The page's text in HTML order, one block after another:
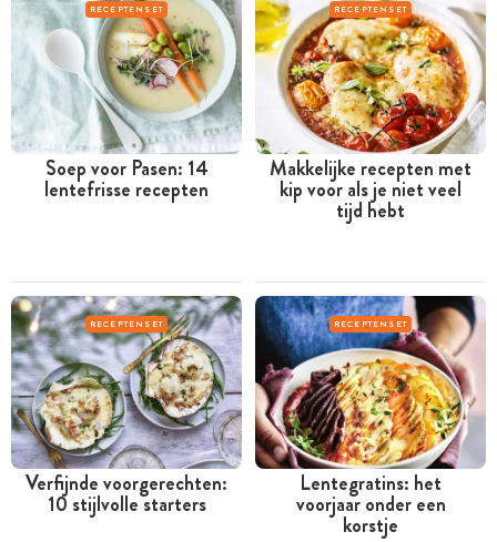
RECEPTENSET
Soep voor Pasen: 14
lentefrisse recepten
RECEPTENSET
Makkelijke recepten met
kip voor als je niet veel
tijd hebt
RECEPTENSET
Verfijnde voorgerechten:
10 stijlvolle starters
RECEPTENSET
Lentegratins: het
voorjaar onder een
korstje